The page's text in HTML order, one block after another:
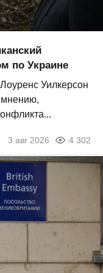
по Украине
Уилкерсон
мнению,
3 авг 2026 4 302